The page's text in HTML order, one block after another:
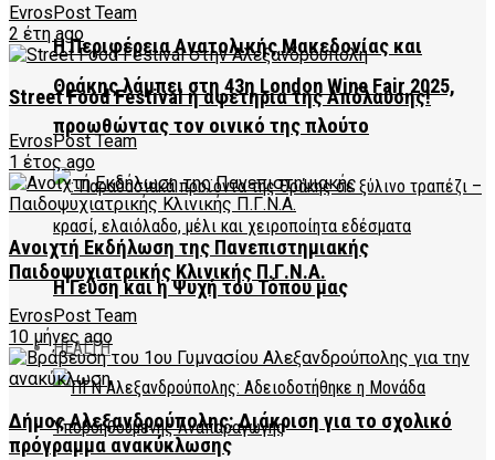
Η Περιφέρεια Ανατολικής Μακεδονίας και
Θράκης λάμπει στη 43η London Wine Fair 2025,
προωθώντας τον οινικό της πλούτο
Η Γεύση και η Ψυχή του Τόπου μας
HEALTH
EvrosPost Team
2 έτη ago
Street Food Festival η αφετηρία της Απόλαυσης!
EvrosPost Team
1 έτος ago
Ανοιχτή Εκδήλωση της Πανεπιστημιακής
Παιδοψυχιατρικής Κλινικής Π.Γ.Ν.Α.
EvrosPost Team
10 μήνες ago
Δήμος Αλεξανδρούπολης: Διάκριση για το σχολικό
πρόγραμμα ανακύκλωσης